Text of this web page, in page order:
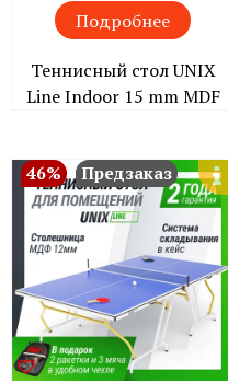
Подробнее
Теннисный стол UNIX
Line Indoor 15 mm MDF
46% Предзаказ